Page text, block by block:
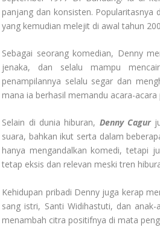
panjang dan konsisten. Popularitasnya
yang kemudian melejit di awal tahun
Sebagai seorang komedian, Denny
jenaka, dan selalu mampu
penampilannya selalu segar dan
mana ia berhasil memandu acara-
Selain di dunia hiburan, Denny Cagur
suara, bahkan ikut serta dalam
hanya mengandalkan komedi, tetapi
tetap eksis dan relevan meski tren
Kehidupan pribadi Denny juga kerap
sang istri, Santi Widihastuti, dan
menambah citra positifnya di mata